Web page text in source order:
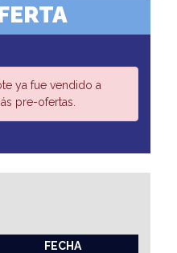
ya fue vendido a
pre-ofertas.
FECHA